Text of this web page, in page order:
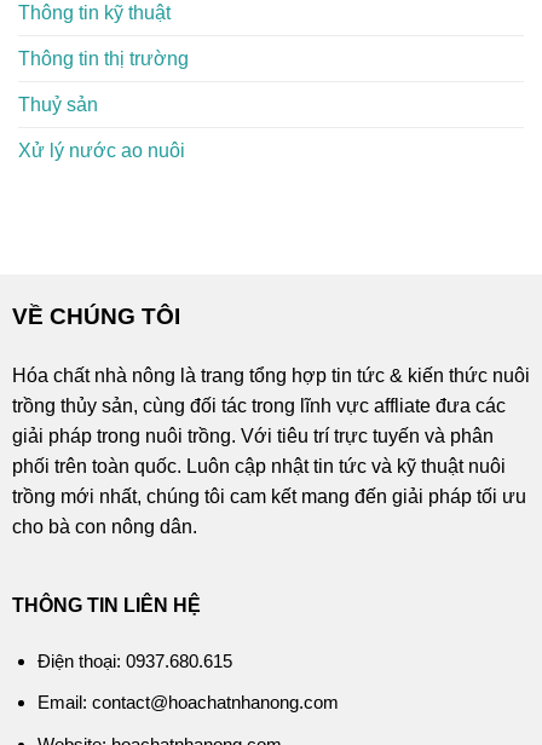
Thông tin kỹ thuật
Thông tin thị trường
Thuỷ sản
Xử lý nước ao nuôi
VỀ CHÚNG TÔI
Hóa chất nhà nông là trang tổng hợp tin tức & kiến thức nuôi
trồng thủy sản, cùng đối tác trong lĩnh vực affliate đưa các
giải pháp trong nuôi trồng. Với tiêu trí trực tuyến và phân
phối trên toàn quốc. Luôn cập nhật tin tức và kỹ thuật nuôi
trồng mới nhất, chúng tôi cam kết mang đến giải pháp tối ưu
cho bà con nông dân.
THÔNG TIN LIÊN HỆ
Điện thoại: 0937.680.615
Email: contact@hoachatnhanong.com